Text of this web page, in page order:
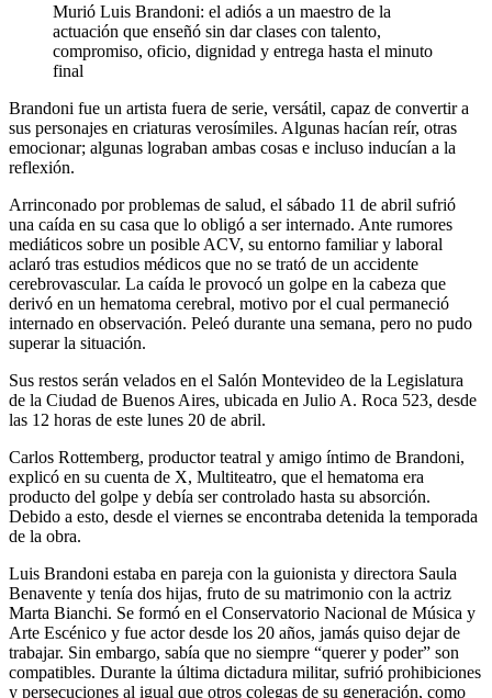
Murió Luis Brandoni: el adiós a un maestro de la
actuación que enseñó sin dar clases con talento,
compromiso, oficio, dignidad y entrega hasta el minuto
final
Brandoni fue un artista fuera de serie, versátil, capaz de convertir a
sus personajes en criaturas verosímiles. Algunas hacían reír, otras
emocionar; algunas lograban ambas cosas e incluso inducían a la
reflexión.
Arrinconado por problemas de salud, el sábado 11 de abril sufrió
una caída en su casa que lo obligó a ser internado. Ante rumores
mediáticos sobre un posible ACV, su entorno familiar y laboral
aclaró tras estudios médicos que no se trató de un accidente
cerebrovascular. La caída le provocó un golpe en la cabeza que
derivó en un hematoma cerebral, motivo por el cual permaneció
internado en observación. Peleó durante una semana, pero no pudo
superar la situación.
Sus restos serán velados en el Salón Montevideo de la Legislatura
de la Ciudad de Buenos Aires, ubicada en Julio A. Roca 523, desde
las 12 horas de este lunes 20 de abril.
Carlos Rottemberg, productor teatral y amigo íntimo de Brandoni,
explicó en su cuenta de X, Multiteatro, que el hematoma era
producto del golpe y debía ser controlado hasta su absorción.
Debido a esto, desde el viernes se encontraba detenida la temporada
de la obra.
Luis Brandoni estaba en pareja con la guionista y directora Saula
Benavente y tenía dos hijas, fruto de su matrimonio con la actriz
Marta Bianchi. Se formó en el Conservatorio Nacional de Música y
Arte Escénico y fue actor desde los 20 años, jamás quiso dejar de
trabajar. Sin embargo, sabía que no siempre “querer y poder” son
compatibles. Durante la última dictadura militar, sufrió prohibiciones
y persecuciones al igual que otros colegas de su generación, como